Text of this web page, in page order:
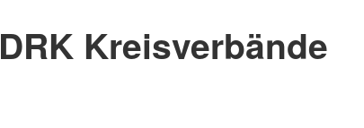
DRK Kreisverbände